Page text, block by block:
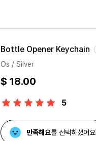
Bottle Opener Keychain
Os / Silver
$ 18.00
5
만족해요를 선택하셨어